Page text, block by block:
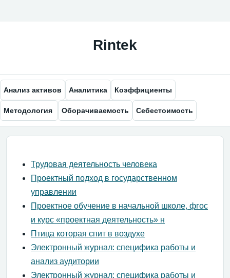
Анализ активов Аналитика Коэффициенты
Методология Оборачиваемость Себестоимость
Трудовая деятельность человека
Проектный подход в государственном
управлении
Проектное обучение в начальной школе, фгос
и курс «проектная деятельность» н
Птица которая спит в воздухе
Электронный журнал: специфика работы и
анализ аудитории
Электронный журнал: специфика работы и